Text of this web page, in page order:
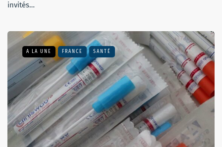
invités…
A LA UNE FRANCE SANTÉ